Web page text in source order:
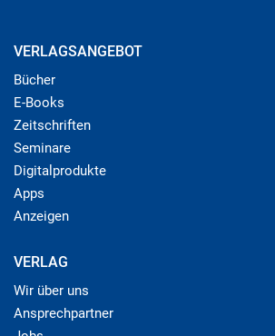
VERLAGSANGEBOT
Bücher
E-Books
Zeitschriften
Seminare
Digitalprodukte
Apps
Anzeigen
VERLAG
Wir über uns
Ansprechpartner